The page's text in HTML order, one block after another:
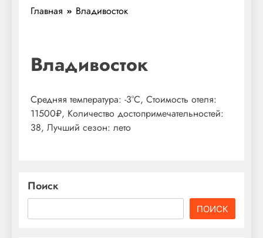
Главная Владивосток
Владивосток
Средняя температура: -3°C, Стоимость отеля:
11500₽, Количество достопримечательностей:
38, Лучший сезон: лето
Поиск
ПОИСК